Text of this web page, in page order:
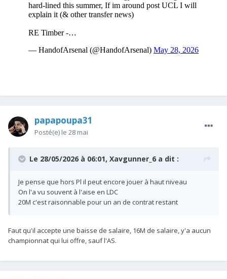
papapoupa31
Posté(e) le 28 mai
Le 28/05/2026 à 06:01, Xavgunner_6 a dit :
Je pense que hors Pl il peut encore jouer à haut niveau
On l'a vu souvent à l'aise en LDC
20M c'est raisonnable pour un an de contrat restant
Faut qu'il accepte une baisse de salaire, 16M de salaire, y'a aucun
championnat qui lui offre, sauf l'AS.